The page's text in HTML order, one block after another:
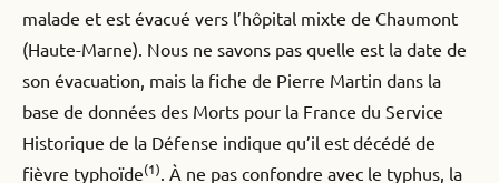
malade et est évacué vers l’hôpital mixte de Chaumont
(Haute-Marne). Nous ne savons pas quelle est la date de
son évacuation, mais la fiche de Pierre Martin dans la
base de données des Morts pour la France du Service
Historique de la Défense indique qu’il est décédé de
fièvre typhoïde(1). À ne pas confondre avec le typhus, la